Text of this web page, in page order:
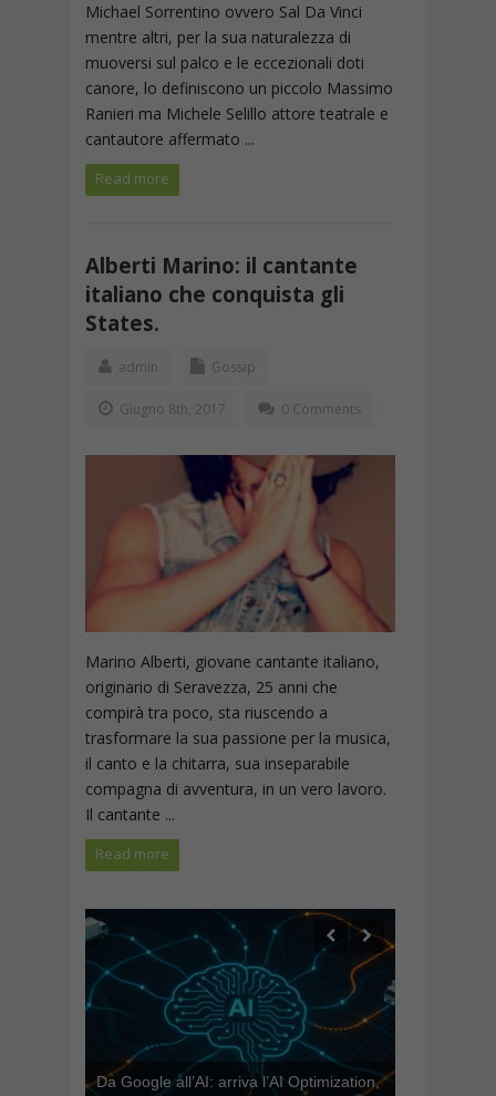
Michael Sorrentino ovvero Sal Da Vinci
mentre altri, per la sua naturalezza di
muoversi sul palco e le eccezionali doti
canore, lo definiscono un piccolo Massimo
Ranieri ma Michele Selillo attore teatrale e
cantautore affermato ...
Read more
Alberti Marino: il cantante
italiano che conquista gli
States.
admin Gossip
Giugno 8th, 2017 0 Comments
Marino Alberti, giovane cantante italiano,
originario di Seravezza, 25 anni che
compirà tra poco, sta riuscendo a
trasformare la sua passione per la musica,
il canto e la chitarra, sua inseparabile
compagna di avventura, in un vero lavoro.
Il cantante ...
Read more
Da Google all’AI: arriva l’AI Optimization,